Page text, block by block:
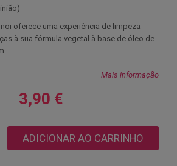
oferece uma experiência de limpeza
à sua fórmula vegetal à base de óleo de
...
Mais informação
3,90 €
ADICIONAR AO CARRINHO